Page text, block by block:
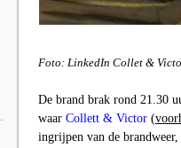
Foto: LinkedIn Collet &
De brand brak rond 21.30
waar Collett & Victor (
ingrijpen van de